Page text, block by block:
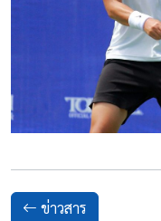
ข่าวสาร